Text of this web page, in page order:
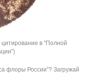
в "Полной
флоры России"? Загружай